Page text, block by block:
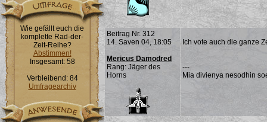
Wie gefällt euch die
komplette Rad-der-
Zeit-Reihe?
Abstimmen!
Insgesamt: 58
Verbleibend: 84
Umfragearchiv
Beitrag Nr. 312
14. Saven 04, 18:05
Mericus Damodred
Rang: Jäger des
Horns
Ich vote auch die ganze
---
Mia divienya nesodhin